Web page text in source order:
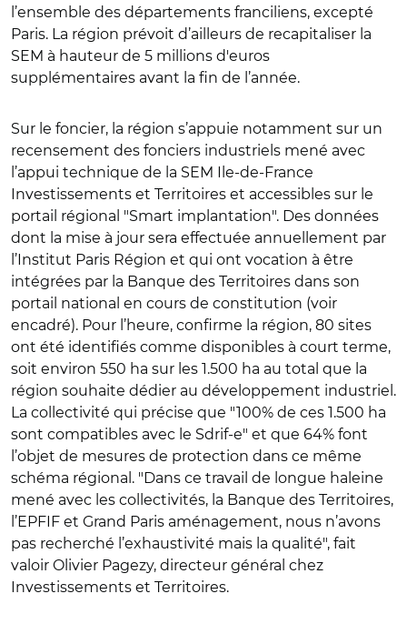
l’ensemble des départements franciliens, excepté
Paris. La région prévoit d’ailleurs de recapitaliser la
SEM à hauteur de 5 millions d'euros
supplémentaires avant la fin de l’année.
Sur le foncier, la région s’appuie notamment sur un
recensement des fonciers industriels mené avec
l’appui technique de la SEM Ile-de-France
Investissements et Territoires et accessibles sur le
portail régional "Smart implantation". Des données
dont la mise à jour sera effectuée annuellement par
l’Institut Paris Région et qui ont vocation à être
intégrées par la Banque des Territoires dans son
portail national en cours de constitution (voir
encadré). Pour l’heure, confirme la région, 80 sites
ont été identifiés comme disponibles à court terme,
soit environ 550 ha sur les 1.500 ha au total que la
région souhaite dédier au développement industriel.
La collectivité qui précise que "100% de ces 1.500 ha
sont compatibles avec le Sdrif-e" et que 64% font
l’objet de mesures de protection dans ce même
schéma régional. "Dans ce travail de longue haleine
mené avec les collectivités, la Banque des Territoires,
l’EPFIF et Grand Paris aménagement, nous n’avons
pas recherché l’exhaustivité mais la qualité", fait
valoir Olivier Pagezy, directeur général chez
Investissements et Territoires.